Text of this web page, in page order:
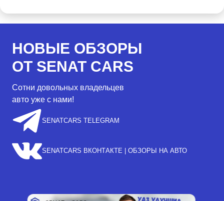
НОВЫЕ ОБЗОРЫ
ОТ SENAT CARS
Сотни довольных владельцев
авто уже с нами!
SENATCARS TELEGRAM
SENATCARS ВКОНТАКТЕ | ОБЗОРЫ НА АВТО